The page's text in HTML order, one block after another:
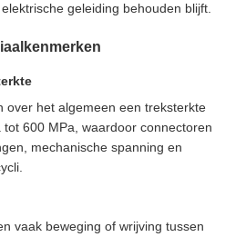
geleiding behouden blijft.
over het algemeen een treksterkte
600 MPa, waardoor connectoren
mechanische spanning en
vaak beweging of wrijving tussen